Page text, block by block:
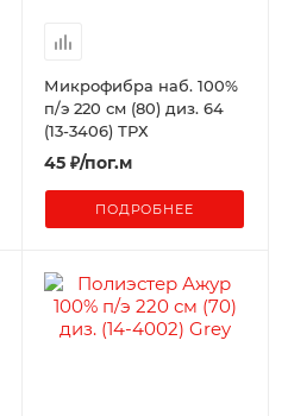
Микрофибра наб. 100%
п/э 220 см (80) диз. 64
(13-3406) ТРХ
45₽/пог.м
ПОДРОБНЕЕ